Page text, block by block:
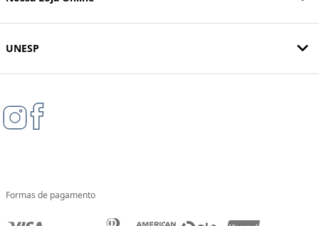
UNESP
Formas de pagamento